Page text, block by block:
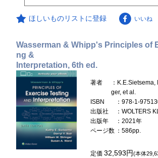
ほしいものリストに登録 いいね
Wasserman & Whipp's Principles of
ng &
Interpretation, 6th ed.
著者
：K.E.Sietsema,
ger, et al.
ISBN
：978-1-
出版社
：WOLTERS
出版年
：2021年
ページ数 ：586pp.
定価32,593円(本体